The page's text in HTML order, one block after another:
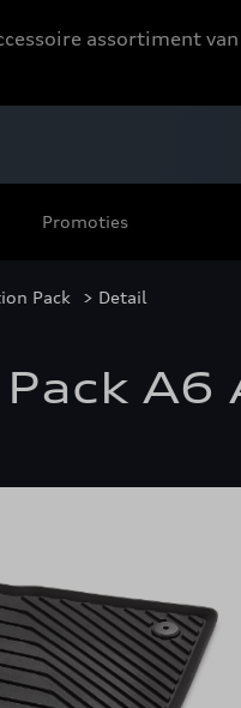
assortiment
Promoties
Pack > Detail
A6